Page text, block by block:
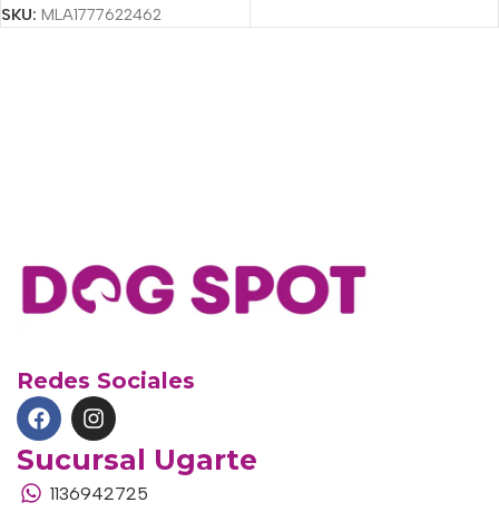
SKU: MLA1777622462
Redes Sociales
Sucursal Ugarte
1136942725